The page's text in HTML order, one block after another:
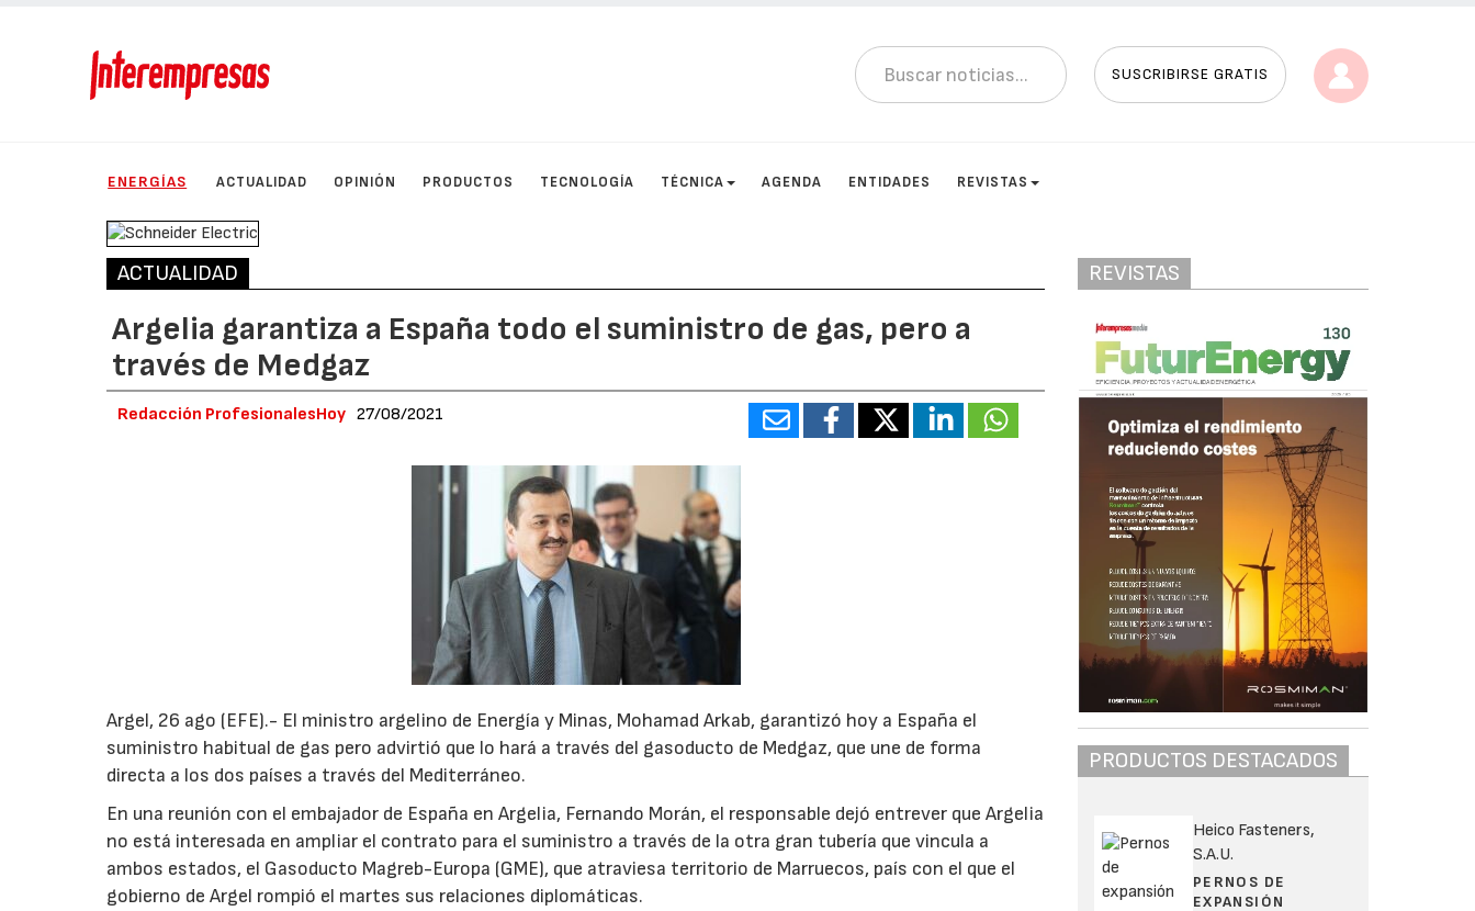
SUSCRIBIRSE GRATIS
ENERGÍAS ACTUALIDAD OPINIÓN PRODUCTOS TECNOLOGÍA TÉCNICA AGENDA ENTIDADES REVISTAS
ACTUALIDAD
Argelia garantiza a España todo el suministro de gas, pero a
través de Medgaz
Redacción ProfesionalesHoy 27/08/2021
Argel, 26 ago (EFE).- El ministro argelino de Energía y Minas, Mohamad Arkab, garantizó hoy a España el
suministro habitual de gas pero advirtió que lo hará a través del gasoducto de Medgaz, que une de forma
directa a los dos países a través del Mediterráneo.
En una reunión con el embajador de España en Argelia, Fernando Morán, el responsable dejó entrever que Argelia
no está interesada en ampliar el contrato para el suministro a través de la otra gran tubería que vincula a
ambos estados, el Gasoducto Magreb-Europa (GME), que atraviesa territorio de Marruecos, país con el que el
gobierno de Argel rompió el martes sus relaciones diplomáticas.
REVISTAS
PRODUCTOS DESTACADOS
Heico Fasteners,
S.A.U.
PERNOS DE
EXPANSIÓN